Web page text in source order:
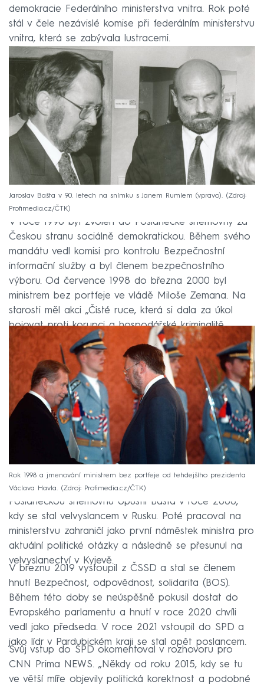
demokracie Federálního ministerstva vnitra. Rok poté
stál v čele nezávislé komise při federálním ministerstvu
vnitra, která se zabývala lustracemi.
Jaroslav Bašta v 90. letech na snímku s Janem Rumlem (vpravo).
Zdroj:
Profimedia.cz/ČTK
V roce 1996 byl zvolen do Poslanecké sněmovny za
Českou stranu sociálně demokratickou. Během svého
mandátu vedl komisi pro kontrolu Bezpečnostní
informační služby a byl členem bezpečnostního
výboru. Od července 1998 do března 2000 byl
ministrem bez portfeje ve vládě Miloše Zemana. Na
starosti měl akci „Čisté ruce, která si dala za úkol
bojovat proti korupci a hospodářské kriminalitě.
Rok 1998 a jmenování ministrem bez portfeje od tehdejšího prezidenta
Václava Havla.
Zdroj: Profimedia.cz/ČTK
Poslaneckou sněmovnu opustil Bašta v roce 2000,
kdy se stal velvyslancem v Rusku. Poté pracoval na
ministerstvu zahraničí jako první náměstek ministra pro
aktuální politické otázky a následně se přesunul na
velvyslanectví v Kyjevě.
V březnu 2019 vystoupil z ČSSD a stal se členem
hnutí Bezpečnost, odpovědnost, solidarita (BOS).
Během této doby se neúspěšně pokusil dostat do
Evropského parlamentu a hnutí v roce 2020 chvíli
vedl jako předseda. V roce 2021 vstoupil do SPD a
jako lídr v Pardubickém kraji se stal opět poslancem.
Svůj vstup do SPD okomentoval v rozhovoru pro
CNN Prima NEWS. „Někdy od roku 2015, kdy se tu
ve větší míře objevily politická korektnost a podobné